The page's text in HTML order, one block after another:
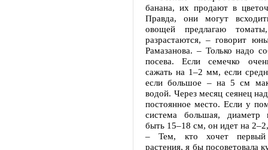
банана, их продают в
Правда, они могут
овощей предлагаю
разрастаются, – говорит
Рамазанова. – Только надо
посева. Если семечко
сажать на 1–2 мм, если
если большое – на 5 см
водой. Через месяц сеянец
постоянное место. Если у
система большая, диаметр
быть 15–18 см, он идет на
– Тем, кто хочет первый
растения, я бы посоветовала